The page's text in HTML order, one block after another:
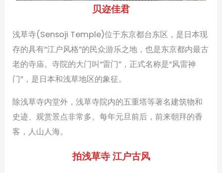
贝迩佳君
浅草寺(Sensoji Temple)位于东京都台东区，是日本现
存的具有“江户风格”的民众游乐之地，也是东京都内最古
老的寺庙。寺院的大门叫“雷门”，正式名称是“风雷神
门”，是日本和浅草地区的象征。
除浅草寺内堂外，浅草寺院内的五重塔等著名建筑物和
史迹、观赏景点非常多。每年元旦前后，前来朝拜的香
客，人山人海。
拍浅草寺 江户古风